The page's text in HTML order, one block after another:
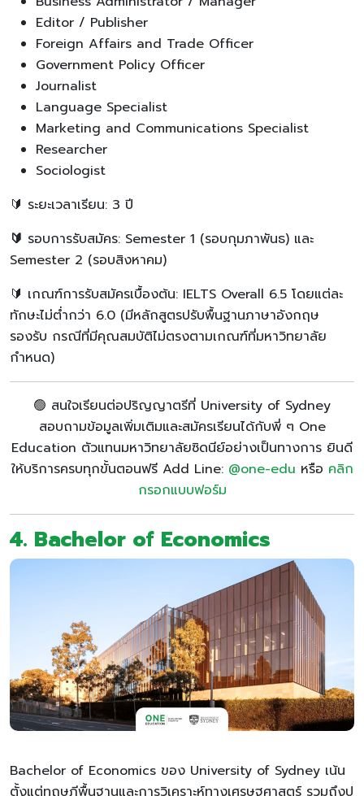
Editor / Publisher
Foreign Affairs and Trade Officer
Government Policy Officer
Journalist
Language Specialist
Marketing and Communications Specialist
Researcher
Sociologist
🔰 ระยะเวลาเรียน: 3 ปี
🔰 รอบการรับสมัคร: Semester 1 (รอบกุมภาพันธ) และ
Semester 2 (รอบสิงหาคม)
🔰 เกณฑ์การรับสมัครเบื้องต้น: IELTS Overall 6.5 โดยแต่ละ
ทักษะไม่ต่ำกว่า 6.0 (มีหลักสูตรปรับพื้นฐานภาษาอังกฤษ
รองรับ กรณีที่มีคุณสมบัติไม่ตรงตามเกณฑ์ที่มหาวิทยาลัย
กำหนด)
🟢 สนใจเรียนต่อปริญญาตรีที่ University of Sydney
สอบถามข้อมูลเพิ่มเติมและสมัครเรียนได้กับพี่ ๆ One
Education ตัวแทนมหาวิทยาลัยซิดนีย์อย่างเป็นทางการ ยินดี
ให้บริการครบทุกขั้นตอนฟรี Add Line: @one-edu หรือ คลิก
กรอกแบบฟอร์ม
4. Bachelor of Economics
Bachelor of Economics ของ University of Sydney เน้น
ตั้งแต่ทฤษฎีพื้นฐานและการวิเคราะห์ทางเศรษฐศาสตร์ รวมถึงปู